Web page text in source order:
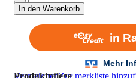
In den Warenkorb
VergleichenZur merkliste
Produktpflege